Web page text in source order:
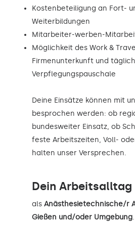
Kostenbeteiligung an Fort-
Weiterbildungen
Mitarbeiter-werben-
Möglichkeit des Work &
Firmenunterkunft und
Verpflegungspauschale
Deine Einsätze können mit
besprochen werden: ob
bundesweiter Einsatz, ob
feste Arbeitszeiten, Voll-
halten unser Versprechen.
Dein Arbeitsalltag
als Anästhesietechnische/r
Gießen und/oder Umgebung.